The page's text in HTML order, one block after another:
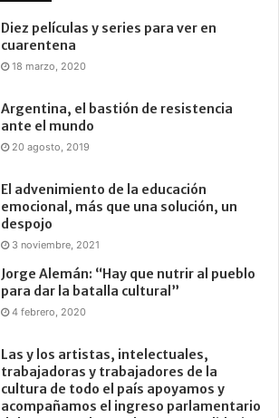
Diez películas y series para ver en
cuarentena
18 marzo, 2020
Argentina, el bastión de resistencia
ante el mundo
20 agosto, 2019
El advenimiento de la educación
emocional, más que una solución, un
despojo
3 noviembre, 2021
Jorge Alemán: “Hay que nutrir al pueblo
para dar la batalla cultural”
4 febrero, 2020
Las y los artistas, intelectuales,
trabajadoras y trabajadores de la
cultura de todo el país apoyamos y
acompañamos el ingreso parlamentario